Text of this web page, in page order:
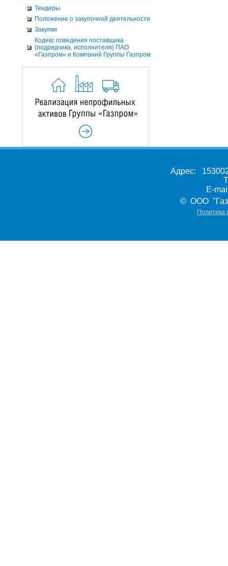
Тендеры
Положение о закупочной деятельности
Закупки
Кодекс поведения поставщика
(подрядчика, исполнителя) ПАО
«Газпром» и Компаний Группы Газпром
Адрес:
E-
© ООО
Политика